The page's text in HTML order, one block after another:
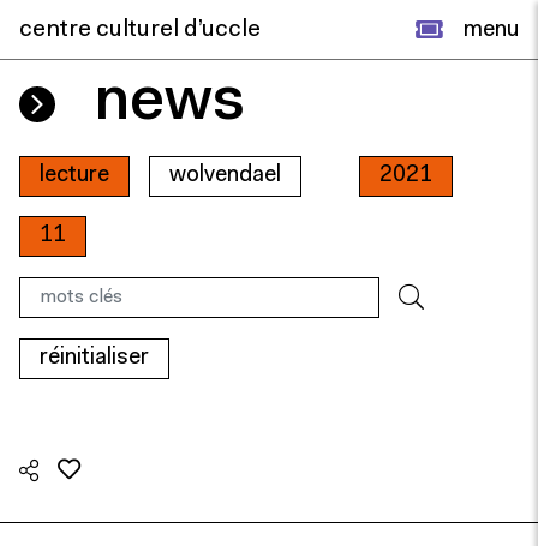
centre culturel d’uccle menu
news
lecture wolvendael 2021
11
réinitialiser